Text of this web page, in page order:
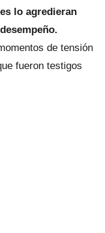
lo agredieran
de tensión
fueron testigos